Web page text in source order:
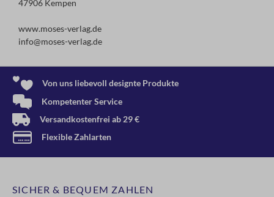
47906 Kempen
www.moses-verlag.de
info@moses-verlag.de
Von uns liebevoll designte Produkte
Kompetenter Service
Versandkostenfrei ab 29 €
Flexible Zahlarten
SICHER & BEQUEM ZAHLEN